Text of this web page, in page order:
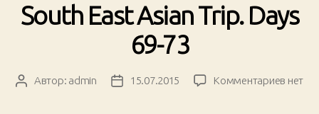
South East Asian Trip. Days
69-73
АвторАвтор: admin
Дата15.07.2015 Комментариев кнет